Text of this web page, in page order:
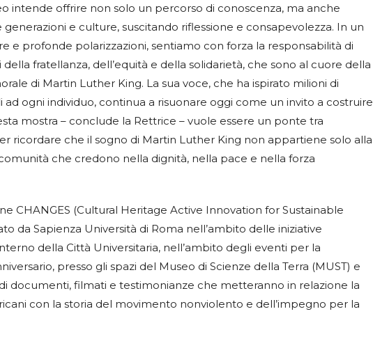
intende offrire non solo un percorso di conoscenza, ma anche
e culture, suscitando riflessione e consapevolezza. In un
e profonde polarizzazioni, sentiamo con forza la responsabilità di
fratellanza, dell’equità e della solidarietà, che sono al cuore della
di Martin Luther King. La sua voce, che ha ispirato milioni di
ogni individuo, continua a risuonare oggi come un invito a costruire
mostra – conclude la Rettrice – vuole essere un ponte tra
ricordare che il sogno di Martin Luther King non appartiene solo alla
che credono nella dignità, nella pace e nella forza
CHANGES (Cultural Heritage Active Innovation for Sustainable
da Sapienza Università di Roma nell’ambito delle iniziative
della Città Universitaria, nell’ambito degli eventi per la
presso gli spazi del Museo di Scienze della Terra (MUST) e
documenti, filmati e testimonianze che metteranno in relazione la
con la storia del movimento nonviolento e dell’impegno per la